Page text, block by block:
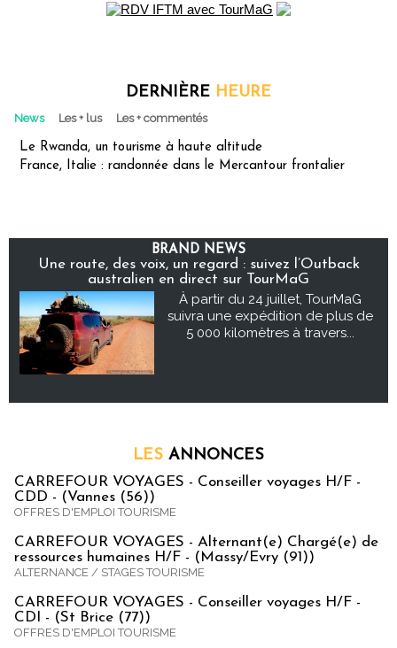
DERNIÈRE HEURE
News Les + lus Les + commentés
Le Rwanda, un tourisme à haute altitude
France, Italie : randonnée dans le Mercantour frontalier
BRAND NEWS
Une route, des voix, un regard : suivez l’Outback
australien en direct sur TourMaG
À partir du 24 juillet, TourMaG
suivra une expédition de plus de
5 000 kilomètres à travers...
LES ANNONCES
CARREFOUR VOYAGES - Conseiller voyages H/F -
CDD - (Vannes (56))
OFFRES D'EMPLOI TOURISME
CARREFOUR VOYAGES - Alternant(e) Chargé(e) de
ressources humaines H/F - (Massy/Evry (91))
ALTERNANCE / STAGES TOURISME
CARREFOUR VOYAGES - Conseiller voyages H/F -
CDI - (St Brice (77))
OFFRES D'EMPLOI TOURISME